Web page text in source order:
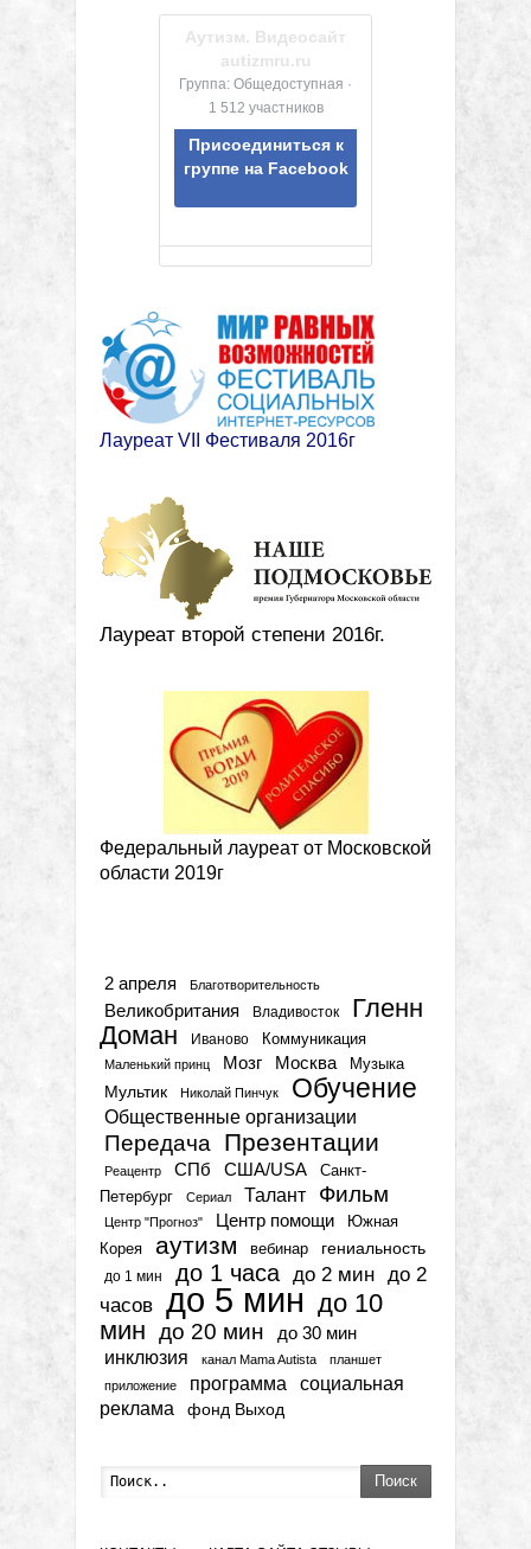
Аутизм. Видеосайт
autizmru.ru
Группа: Общедоступная ·
1 512 участников
Присоединиться к
группе на Facebook
Лауреат VII Фестиваля 2016г
Лауреат второй степени 2016г.
Федеральный лауреат от Московской
области 2019г
2 апреля Благотворительность
Великобритания Владивосток
Гленн
Доман
Иваново Коммуникация
Маленький принц Мозг Москва Музыка
Мультик Николай Пинчук Обучение
Общественные организации
Передача Презентации
Реацентр СПб США/USA
Санкт-
Петербург
Сериал Талант Фильм
Центр "Прогноз" Центр помощи
Южная
Корея
аутизм вебинар гениальность
до 1 мин до 1 часа до 2 мин до 2
часов до 5 мин до 10
мин до 20 мин до 30 мин
инклюзия канал Mama Autista
планшет
приложение
программа
социальная
реклама
фонд Выход
Поиск